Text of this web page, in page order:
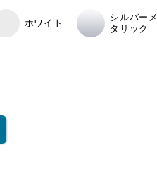
ホワイト
シルバーメ
タリック